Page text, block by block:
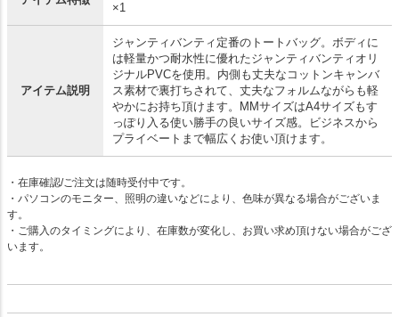
×1
アイテム説明
ジャンティバンティ定番のトートバッグ。ボディに
は軽量かつ耐水性に優れたジャンティバンティオリ
ジナルPVCを使用。内側も丈夫なコットンキャンバ
ス素材で裏打ちされて、丈夫なフォルムながらも軽
やかにお持ち頂けます。MMサイズはA4サイズもす
っぽり入る使い勝手の良いサイズ感。ビジネスから
プライベートまで幅広くお使い頂けます。
・在庫確認/ご注文は随時受付中です。
・パソコンのモニター、照明の違いなどにより、色味が異なる場合がございま
す。
・ご購入のタイミングにより、在庫数が変化し、お買い求め頂けない場合がござ
います。